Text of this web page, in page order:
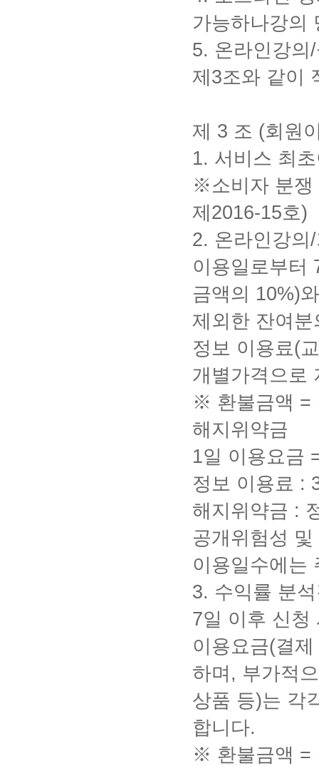
가능하나강의
5. 온라인강의 /
제 3조와 같이
제 3 조 (회원
1. 서비스 최
※소비자 분쟁
제 2016-15호)
2. 온라인강의 /
이용일로부터
금액의 10%)
제외한 잔여
정보 이용료(
개별가격으로
※ 환불금액 =
해지위약금
1일 이용요금
정보 이용료 :
해지위약금 :
공개위험성
이용일수에는
3. 수익률 분
7일 이후 신청
이용요금(결
하며 , 부가적
상품 등)는 각
합니다.
※ 환불금액 =